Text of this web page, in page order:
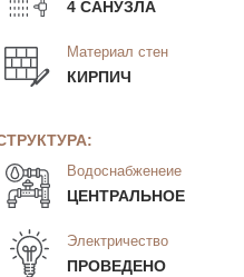
4 САНУЗЛА
Материал стен
КИРПИЧ
Водоснабженеие
ЦЕНТРАЛЬНОЕ
Электричество
ПРОВЕДЕНО